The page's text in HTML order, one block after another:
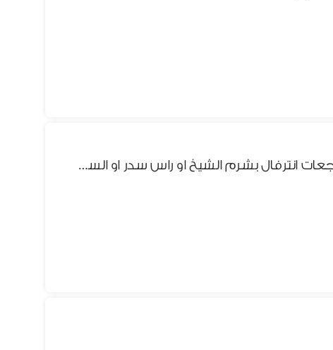
اسبوع اقامه مجانيه في منتجعات انترفال بشرم الشيخ او راس سدر او الساحل